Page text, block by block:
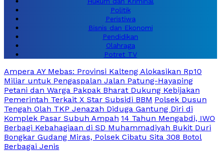
Politik
Peristiwa
Bisnis dan Ekonomi
Pendidikan
Olahraga
Potret TV
Ampera AY Mebas: Provinsi Kalteng Alokasikan Rp10
Miliar untuk Pengaspalan Jalan Patung-Hayaping
Petani dan Warga Pakpak Bharat Dukung Kebijakan
Pemerintah Terkait X Star Subsidi BBM Polsek Dusun
Tengah Olah TKP Jenazah Diduga Gantung Diri di
Komplek Pasar Subuh Ampah 14 Tahun Mengabdi, IWO
Berbagi Kebahagiaan di SD Muhammadiyah Bukit Duri
Bongkar Gudang Miras, Polsek Cibatu Sita 308 Botol
Berbagai Jenis